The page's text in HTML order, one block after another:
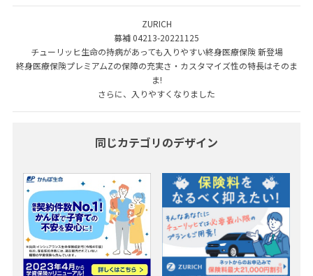
ZURICH
募補 04213-20221125
チューリッヒ生命の持病があっても入りやすい終身医療保険 新登場
終身医療保険プレミアムZの保障の充実さ・カスタマイズ性の特長はそのま
ま!
さらに、入りやすくなりました
同じカテゴリのデザイン